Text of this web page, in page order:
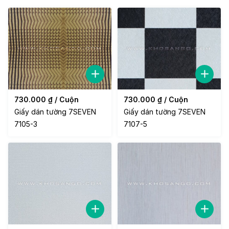
730.000 ₫ / Cuộn
Giấy dán tường 7SEVEN
7105-3
730.000 ₫ / Cuộn
Giấy dán tường 7SEVEN
7107-5